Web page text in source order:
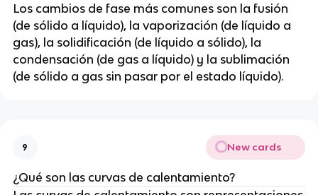
Los cambios de fase más comunes son la fusión
(de sólido a líquido), la vaporización (de líquido a
gas), la solidificación (de líquido a sólido), la
condensación (de gas a líquido) y la sublimación
(de sólido a gas sin pasar por el estado líquido).
9 New cards
¿Qué son las curvas de calentamiento?